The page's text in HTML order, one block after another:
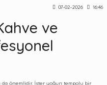
07-02-2026 16:46
ve
önemlidir. İster yoğun tempolu bir